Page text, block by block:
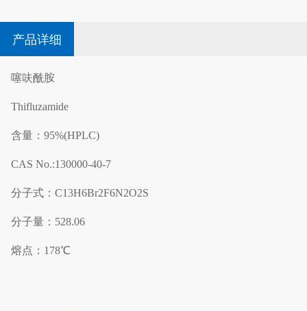
产品详细
噻呋酰胺
Thifluzamide
含量：95%(HPLC)
CAS No.:130000-40-7
分子式：C13H6Br2F6N2O2S
分子量：528.06
熔点：178℃